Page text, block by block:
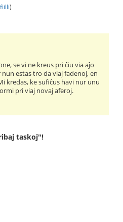
)
se vi ne kreus pri ĉiu via aĵo
estas tro da viaj fadenoj, en
kredas, ke sufiĉus havi nur unu
pri viaj novaj aferoj.
taskoj"!